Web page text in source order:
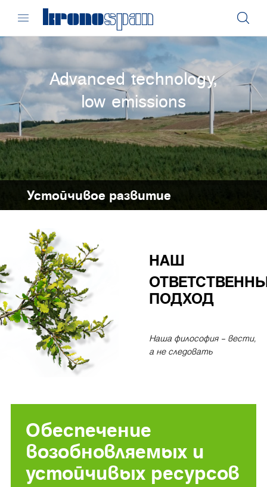
Устойчивое развитие
Advanced technology,
low emissions
НАШ
ПОДХОД
Наша философия – вести,
а не следовать
Обеспечение
возобновляемых и
устойчивых ресурсов